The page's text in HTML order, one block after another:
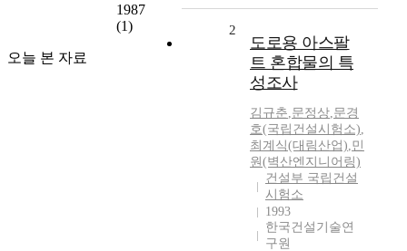
1987
(1)
오늘 본 자료
2
도로용 아스팔
트 혼합물의 특
성조사
김규춘,문정상,문경
호(국립건설시험소),
최계식(대림산업),민
원(벽산엔지니어링)
건설부 국립건설
시험소
1993
한국건설기술연
구원